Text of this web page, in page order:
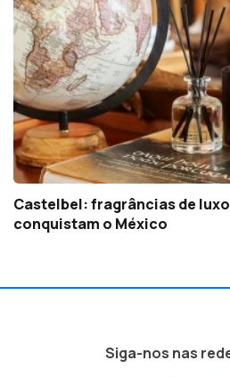
Castelbel: fragrâncias de
conquistam o México
Siga-nos nas